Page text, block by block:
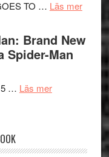
–
om
människans
imponerande
TO … Läs merom
Vegas
ARNE
GOES
i
Brand New
Spider-Man
5 … Läs merom
Filmrecension: